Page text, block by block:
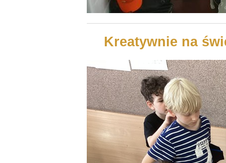
Kreatywnie na